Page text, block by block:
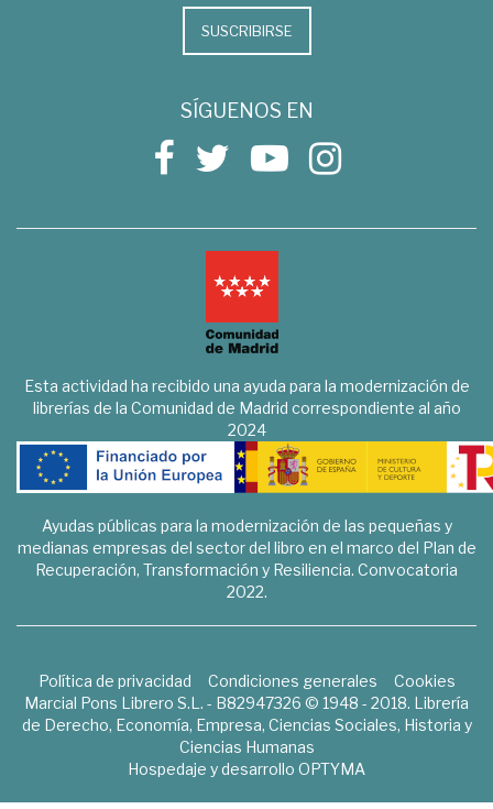
SUSCRIBIRSE
SÍGUENOS EN
Esta actividad ha recibido una ayuda para la modernización de
librerías de la Comunidad de Madrid correspondiente al año
2024
Ayudas públicas para la modernización de las pequeñas y
medianas empresas del sector del libro en el marco del Plan de
Recuperación, Transformación y Resiliencia. Convocatoria
2022.
Política de privacidad Condiciones generales
Cookies
Marcial Pons Librero S.L. - B82947326 © 1948 - 2018. Librería
de Derecho, Economía, Empresa, Ciencias Sociales, Historia y
Ciencias Humanas
Hospedaje y desarrollo OPTYMA